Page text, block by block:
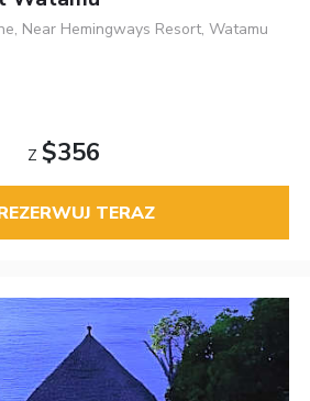
Near Hemingways Resort, Watamu
Z $356
TERAZ